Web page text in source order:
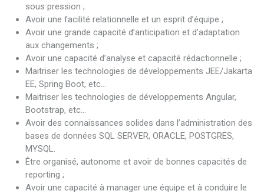
sous pression ;
Avoir une facilité relationnelle et un esprit d’équipe ;
Avoir une grande capacité d’anticipation et d’adaptation
aux changements ;
Avoir une capacité d’analyse et capacité rédactionnelle ;
Maitriser les technologies de développements JEE/Jakarta
EE, Spring Boot, etc…
Maitriser les technologies de développements Angular,
Bootstrap, etc…
Avoir des connaissances solides dans l’administration des
bases de données SQL SERVER, ORACLE, POSTGRES,
MYSQL.
Être organisé, autonome et avoir de bonnes capacités de
reporting ;
Avoir une capacité à manager une équipe et à conduire le